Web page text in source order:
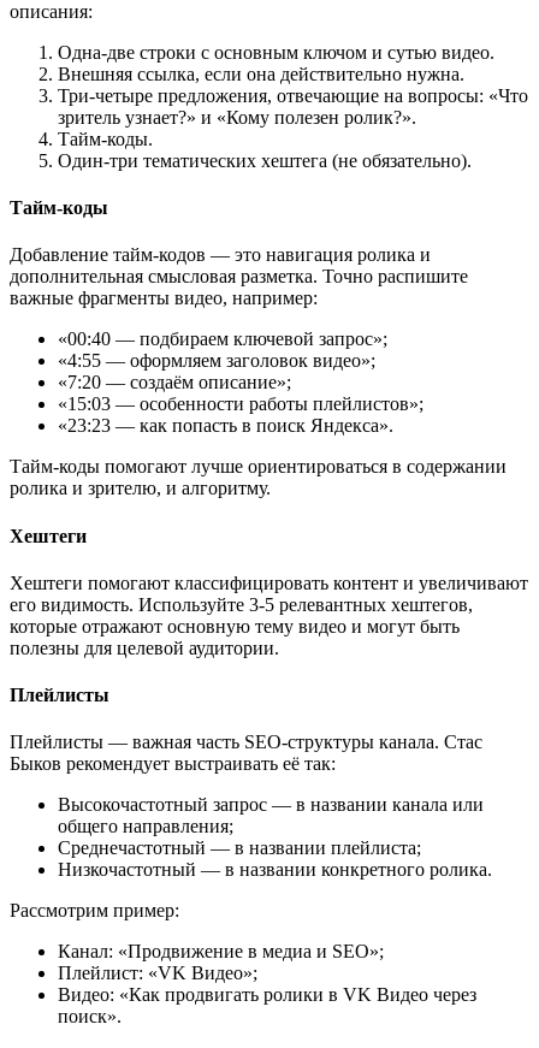
описания:
Одна-две строки с основным ключом и сутью видео.
Внешняя ссылка, если она действительно нужна.
Три-четыре предложения, отвечающие на вопросы: «Что
зритель узнает?» и «Кому полезен ролик?».
Тайм-коды.
Один-три тематических хештега (не обязательно).
Тайм-коды
Добавление тайм-кодов — это навигация ролика и
дополнительная смысловая разметка. Точно распишите
важные фрагменты видео, например:
«00:40 — подбираем ключевой запрос»;
«4:55 — оформляем заголовок видео»;
«7:20 — создаём описание»;
«15:03 — особенности работы плейлистов»;
«23:23 — как попасть в поиск Яндекса».
Тайм-коды помогают лучше ориентироваться в содержании
ролика и зрителю, и алгоритму.
Хештеги
Хештеги помогают классифицировать контент и увеличивают
его видимость. Используйте 3-5 релевантных хештегов,
которые отражают основную тему видео и могут быть
полезны для целевой аудитории.
Плейлисты
Плейлисты — важная часть SEO-структуры канала. Стас
Быков рекомендует выстраивать её так:
Высокочастотный запрос — в названии канала или
общего направления;
Среднечастотный — в названии плейлиста;
Низкочастотный — в названии конкретного ролика.
Рассмотрим пример:
Канал: «Продвижение в медиа и SEO»;
Плейлист: «VK Видео»;
Видео: «Как продвигать ролики в VK Видео через
поиск».